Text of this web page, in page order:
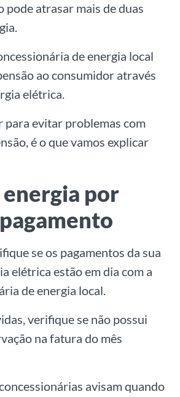
pode atrasar mais de duas
de energia local
ao consumidor através
elétrica.
para evitar problemas com
é o que vamos explicar
energia por
se os pagamentos da sua
elétrica estão em dia com a
de energia local.
verifique se não possui
na fatura do mês
avisam quando